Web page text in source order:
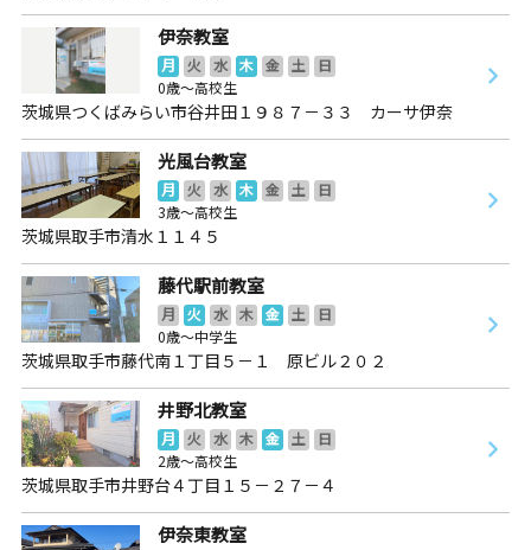
伊奈教室
月 火 水 木 金 土
日
0歳～高校生
茨城県つくばみらい市谷井田１９８７－３３ カーサ伊奈
光風台教室
月 火 水 木 金 土
日
3歳～高校生
茨城県取手市清水１１４５
藤代駅前教室
月 火 水 木 金 土
日
0歳～中学生
茨城県取手市藤代南１丁目５－１ 原ビル２０２
井野北教室
月 火 水 木 金 土
日
2歳～高校生
茨城県取手市井野台４丁目１５－２７－４
伊奈東教室